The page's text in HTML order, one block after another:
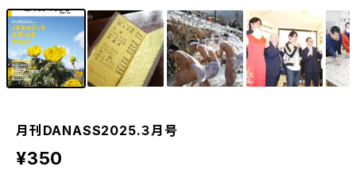
月刊DANASS2025.３月号
¥350